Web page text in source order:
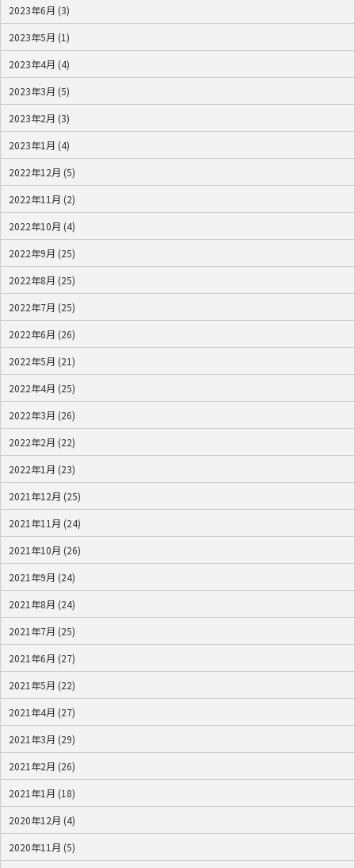
2023年6月 (3)
2023年5月 (1)
2023年4月 (4)
2023年3月 (5)
2023年2月 (3)
2023年1月 (4)
2022年12月 (5)
2022年11月 (2)
2022年10月 (4)
2022年9月 (25)
2022年8月 (25)
2022年7月 (25)
2022年6月 (26)
2022年5月 (21)
2022年4月 (25)
2022年3月 (26)
2022年2月 (22)
2022年1月 (23)
2021年12月 (25)
2021年11月 (24)
2021年10月 (26)
2021年9月 (24)
2021年8月 (24)
2021年7月 (25)
2021年6月 (27)
2021年5月 (22)
2021年4月 (27)
2021年3月 (29)
2021年2月 (26)
2021年1月 (18)
2020年12月 (4)
2020年11月 (5)